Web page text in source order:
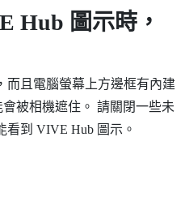
Hub 圖示時，
而且電腦螢幕上方邊框有內建
會被相機遮住。 請關閉一些未
看到 VIVE Hub 圖示。